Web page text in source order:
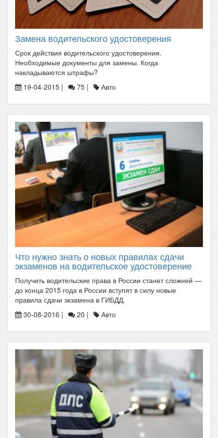
Замена водительского удостоверения
Срок действия водительского удостоверения.
Необходимые документы для замены. Когда
накладываются штрафы?
19-04-2015 |
75 | Авто
Что нужно знать о новых правилах сдачи
экзаменов на водительское удостоверение
Получить водительские права в России станет сложней —
до конца 2015 года в России вступят в силу новые
правила сдачи экзамена в ГИБДД.
30-08-2016 |
20 | Авто